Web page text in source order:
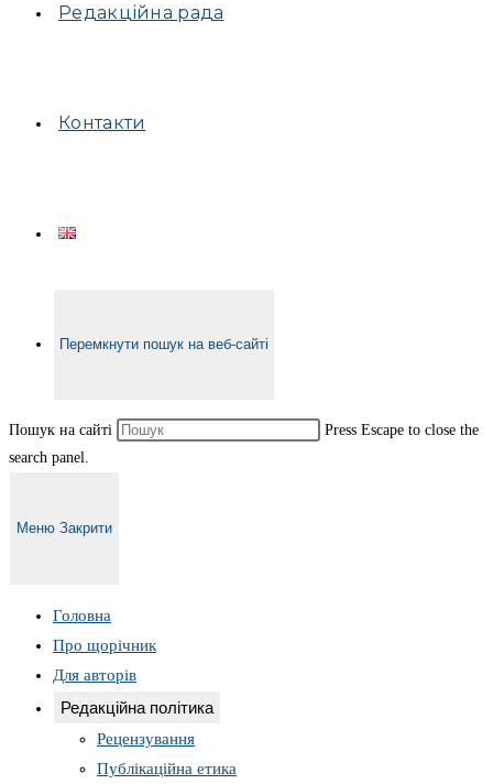
Редакційна рада
Контакти
Перемкнути пошук на веб-сайті
Пошук на сайті
Press Escape to close the
search panel.
Меню Закрити
Головна
Про щорічник
Для авторів
Редакційна політика
Рецензування
Публікаційна етика